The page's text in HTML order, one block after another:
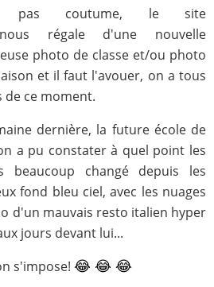
pas coutume, le site
régale d'une nouvelle
photo de classe et/ou photo
et il faut l'avouer, on a tous
de ce moment.
dernière, la future école de
a pu constater à quel point les
beaucoup changé depuis les
fond bleu ciel, avec les nuages
d'un mauvais resto italien hyper
jours devant lui...
s'impose! 😂 😂 😂